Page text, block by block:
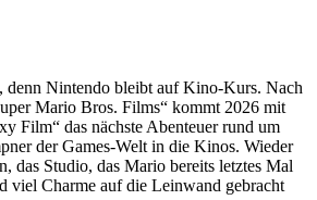
denn Nintendo bleibt auf Kino-Kurs. Nach
Mario Bros. Films“ kommt 2026 mit
Film“ das nächste Abenteuer rund um
der Games-Welt in die Kinos. Wieder
das Studio, das Mario bereits letztes Mal
viel Charme auf die Leinwand gebracht